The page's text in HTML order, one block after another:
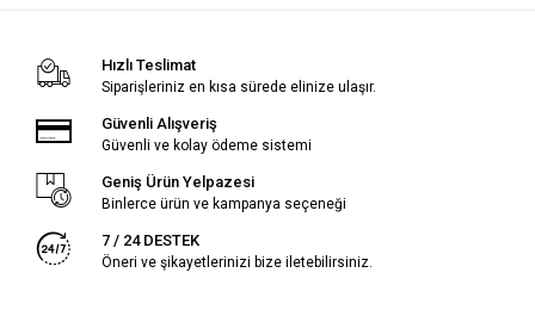
Hızlı Teslimat
Siparişleriniz en kısa sürede elinize ulaşır.
Güvenli Alışveriş
Güvenli ve kolay ödeme sistemi
Geniş Ürün Yelpazesi
Binlerce ürün ve kampanya seçeneği
7 / 24 DESTEK
Öneri ve şikayetlerinizi bize iletebilirsiniz.